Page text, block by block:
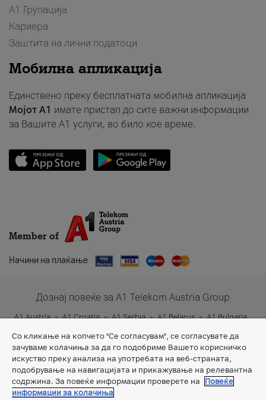
А1 Групација
Кариера
Заштита на лични податоци
Мобилна апликација
Единствено преку бесплатната мобилна апликација
Мојот A1 имате пристап до сите важни информации
за Вашите A1 услуги, во било кое време.
Member of
Начини на плаќање
Дознај повеќе за A1 Telekom Austria Group
A1 Austria A1 Croatia A1 Serbia A1 Belarus
A1 Bulgaria
A1 Slovenia
A1 Digital
Со кликање на копчето "Се согласувам", се согласувате да
зачуваме колачиња за да го подобриме Вашето корисничко
искуство преку анализа на употребата на веб-страната,
подобрување на навигацијата и прикажување на релевантна
содржина. За повеќе информации проверете на
Повеќе
информации за колачиња